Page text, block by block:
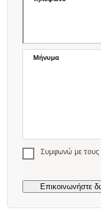
Μήνυμα
Συμφωνώ με τους